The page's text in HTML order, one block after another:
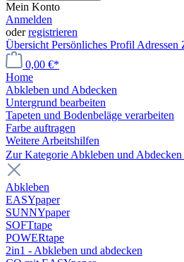
Mein Konto
Anmelden
oderregistrieren
Übersicht Persönliches Profil Adressen
0,00 €*
Home
Abkleben und Abdecken
Untergrund bearbeiten
Tapeten und Bodenbeläge verarbeiten
Farbe auftragen
Weitere Arbeitshilfen
Zur Kategorie Abkleben und Abdecken
Abkleben
EASYpaper
SUNNYpaper
SOFTtape
POWERtape
2in1 - Abkleben und abdecken